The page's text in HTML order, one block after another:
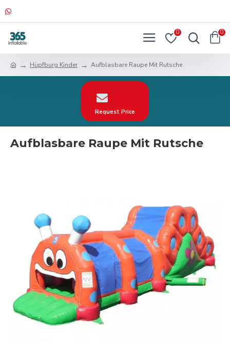
0 0
Hüpfburg Kinder Aufblasbare Raupe Mit Rutsche
Request Price
Aufblasbare Raupe Mit Rutsche